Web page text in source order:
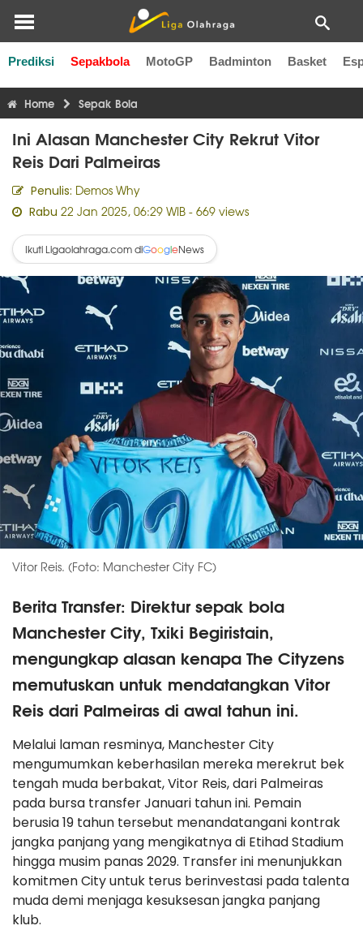
Prediksi Sepakbola MotoGP Badminton Basket
Liga Inggris Liga Italia Liga Spanyol Liga Perancis
Home Sepak Bola
Ini Alasan Manchester City Rekrut Vitor
Reis Dari Palmeiras
Penulis: Demos Why
Rabu 22 Jan 2025, 06:29 WIB - 669 views
Ikuti Ligaolahraga.com diGoogleNews
Vitor Reis. (Foto: Manchester City FC)
Berita Transfer: Direktur sepak bola
Manchester City, Txiki Begiristain,
mengungkap alasan kenapa The Cityzens
memutuskan untuk mendatangkan Vitor
Reis dari Palmeiras di awal tahun ini.
Melalui laman resminya, Manchester City
mengumumkan keberhasilan mereka merekrut bek
tengah muda berbakat, Vitor Reis, dari Palmeiras
pada bursa transfer Januari tahun ini. Pemain
berusia 19 tahun tersebut menandatangani kontrak
jangka panjang yang mengikatnya di Etihad Stadium
hingga musim panas 2029. Transfer ini menunjukkan
komitmen City untuk terus berinvestasi pada talenta
muda demi menjaga kesuksesan jangka panjang
klub.